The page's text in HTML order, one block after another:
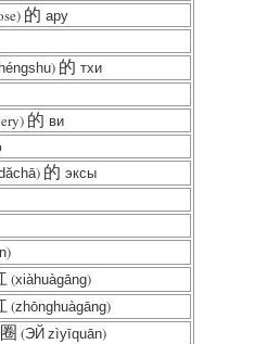
的 ару
héngshu) 的 тхи
的 ви
) 的 эксы
)
(xiàhuàgāng)
(zhōnghuàgāng)
(ЭЙ zìyīquān)